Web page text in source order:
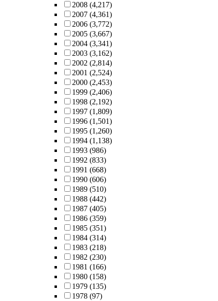
2008 (4,217)
2007 (4,361)
2006 (3,772)
2005 (3,667)
2004 (3,341)
2003 (3,162)
2002 (2,814)
2001 (2,524)
2000 (2,453)
1999 (2,406)
1998 (2,192)
1997 (1,809)
1996 (1,501)
1995 (1,260)
1994 (1,138)
1993 (986)
1992 (833)
1991 (668)
1990 (606)
1989 (510)
1988 (442)
1987 (405)
1986 (359)
1985 (351)
1984 (314)
1983 (218)
1982 (230)
1981 (166)
1980 (158)
1979 (135)
1978 (97)